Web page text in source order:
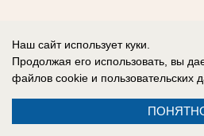
Наш сайт использует куки.
Продолжая его использовать, вы
файлов cookie и пользовательских